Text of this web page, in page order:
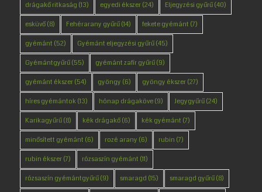
drágakő ritkaság (13) egyedi ékszer(24) Eljegyzési gyűrű(40)
esküvő(8) Fehérarany gyűrű(14) fekete gyémánt (7)
gyémánt (52) Gyémánt eljegyzési gyűrű(45)
Gyémántgyűrű(55) gyémánt zafír gyűrű(9)
gyémánt ékszer(54) gyöngy (6) gyöngy ékszer(27)
híres gyémántok(13) hónap drágaköve(9) Jegygyűrű(24)
Karikagyűrű(8) kék drágakő(6) kék gyémánt (7)
minősített gyémánt (6) rozé arany (6) rubin (7)
rubin ékszer(7) rózsaszín gyémánt (11)
rózsaszín gyémántgyűrű(9) smaragd (15) smaragd gyűrű(8)